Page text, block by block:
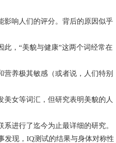
响人们的评分。背后的原因似乎
，“美貌与健康”这两个词经常在
养极其敏感（或者说，人们特别
女等词汇，但研究表明美貌的人
进行了迄今为止最详细的研究。
发现，IQ测试的结果与身体对称性